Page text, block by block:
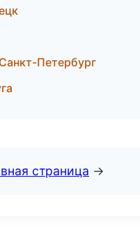
Петербург
страница →